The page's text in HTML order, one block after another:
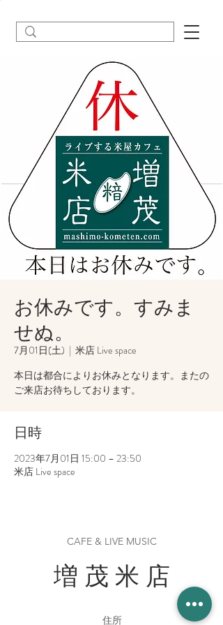
お休みです。すみま
せぬ。
7月01日(土)
  |
米店 Live space
本日は都合によりお休みとなります。またの
ご来店お待ちしております。
日時
2023年7月01日 15:00 – 23:50
米店 Live space
CAFE & LIVE MUSIC
増 茂 米 店
住所